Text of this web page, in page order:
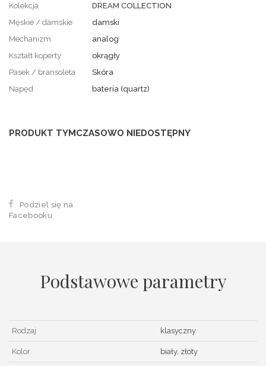
Kolekcja
DREAM COLLECTION
Męskie / damskie
damski
Mechanizm
analog
Kształt koperty
okrągły
Pasek / bransoleta
Skóra
Napęd
bateria (quartz)
PRODUKT TYMCZASOWO NIEDOSTĘPNY
Podziel się na
Facebooku
Podstawowe parametry
Rodzaj klasyczny
Kolor biały, złoty